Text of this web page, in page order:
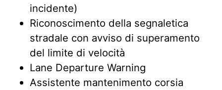
incidente)
Riconoscimento della segnaletica
stradale con avviso di superamento
del limite di velocità​
Lane Departure Warning
Assistente mantenimento corsia